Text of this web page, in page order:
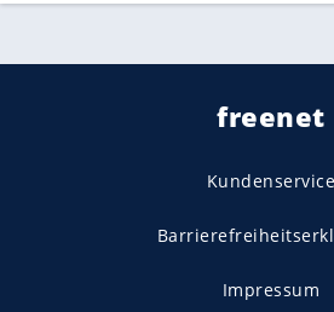
freenet
Kundenservice
Impressum